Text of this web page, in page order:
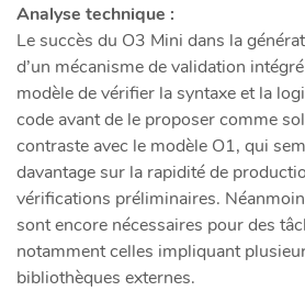
Analyse technique :
Le succès du O3 Mini dans la
d’un mécanisme de validation
modèle de vérifier la syntaxe et la
code avant de le proposer comme
contraste avec le modèle O1, qui
davantage sur la rapidité de
vérifications préliminaires.
sont encore nécessaires pour des
notamment celles impliquant
bibliothèques externes.